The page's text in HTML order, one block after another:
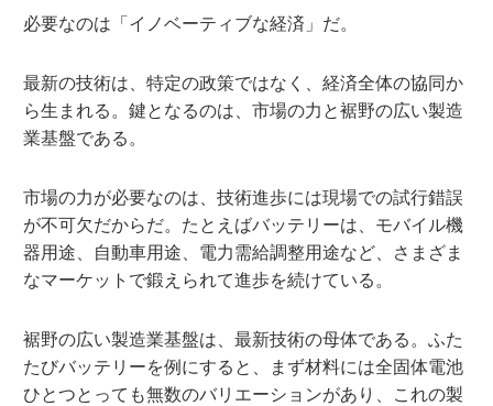
必要なのは「イノベーティブな経済」だ。
最新の技術は、特定の政策ではなく、経済全体の協同か
ら生まれる。鍵となるのは、市場の力と裾野の広い製造
業基盤である。
市場の力が必要なのは、技術進歩には現場での試行錯誤
が不可欠だからだ。たとえばバッテリーは、モバイル機
器用途、自動車用途、電力需給調整用途など、さまざま
なマーケットで鍛えられて進歩を続けている。
裾野の広い製造業基盤は、最新技術の母体である。ふた
たびバッテリーを例にすると、まず材料には全固体電池
ひとつとっても無数のバリエーションがあり、これの製